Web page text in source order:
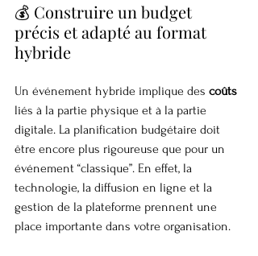
💰 Construire un budget
précis et adapté au format
hybride
Un événement hybride implique des coûts
liés à la partie physique et à la partie
digitale. La planification budgétaire doit
être encore plus rigoureuse que pour un
événement “classique”. En effet, la
technologie, la diffusion en ligne et la
gestion de la plateforme prennent une
place importante dans votre organisation.